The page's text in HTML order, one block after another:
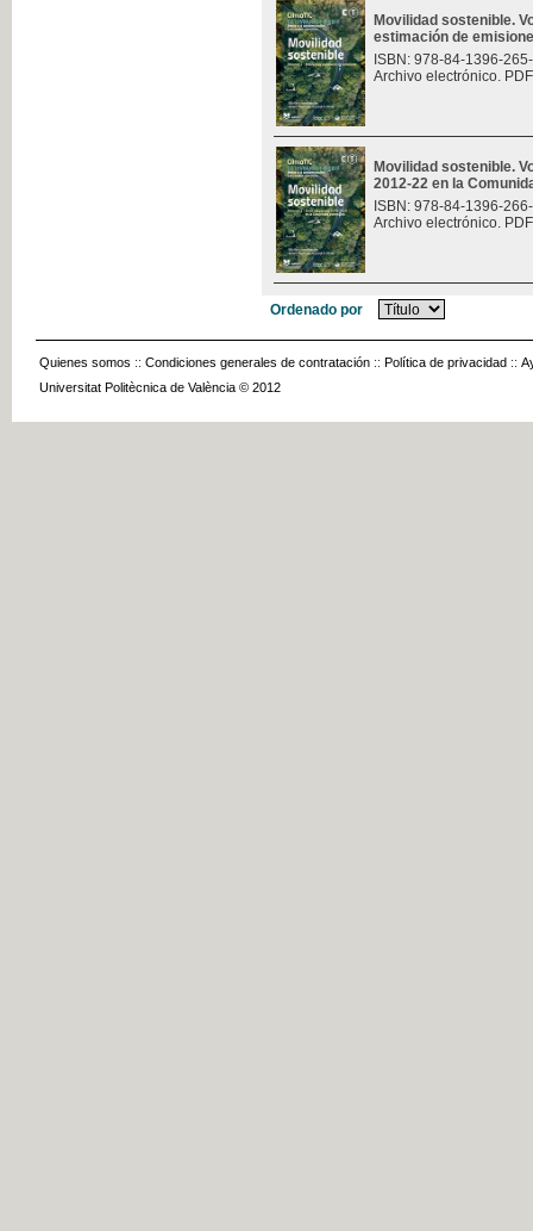
Movilidad sostenible.
estimación de
ISBN: 978-84-1396-
Archivo electrónico.
Movilidad sostenible.
2012-22 en la
ISBN: 978-84-1396-
Archivo electrónico.
Ordenado por
Quienes somos :: Condiciones generales de contratación :: Política de privacidad ::
Universitat Politècnica de València © 2012